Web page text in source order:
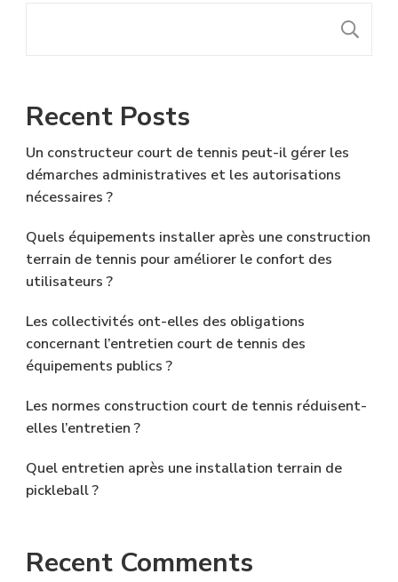
Recent Posts
Un constructeur court de tennis peut-il gérer les
démarches administratives et les autorisations
nécessaires ?
Quels équipements installer après une construction
terrain de tennis pour améliorer le confort des
utilisateurs ?
Les collectivités ont-elles des obligations
concernant l’entretien court de tennis des
équipements publics ?
Les normes construction court de tennis réduisent-
elles l’entretien ?
Quel entretien après une installation terrain de
pickleball ?
Recent Comments